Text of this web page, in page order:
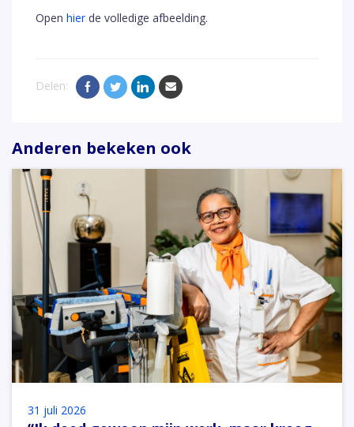
Open hierde volledige afbeelding.
Delen:
Anderen bekeken ook
31 juli 2026